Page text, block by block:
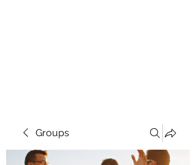
Groups